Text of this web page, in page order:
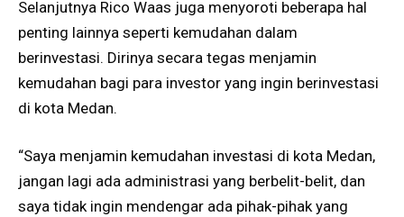
Selanjutnya Rico Waas juga menyoroti beberapa hal
penting lainnya seperti kemudahan dalam
berinvestasi. Dirinya secara tegas menjamin
kemudahan bagi para investor yang ingin berinvestasi
di kota Medan.
“Saya menjamin kemudahan investasi di kota Medan,
jangan lagi ada administrasi yang berbelit-belit, dan
saya tidak ingin mendengar ada pihak-pihak yang